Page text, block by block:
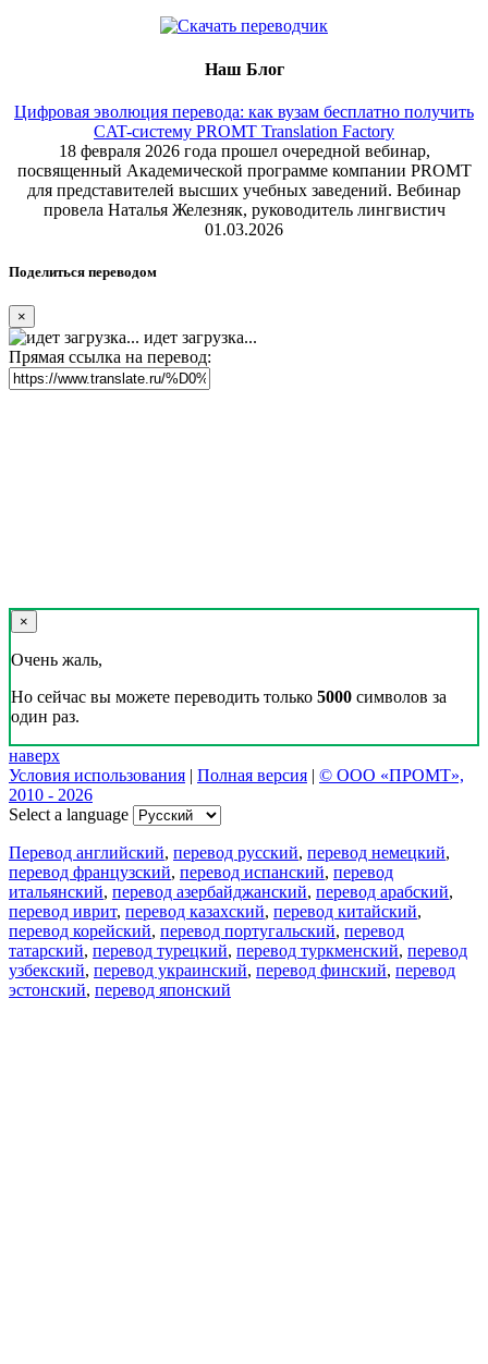
Наш Блог
Цифровая эволюция перевода: как вузам бесплатно получить
CAT-систему PROMT Translation Factory
18 февраля 2026 года прошел очередной вебинар,
посвященный Академической программе компании PROMT
для представителей высших учебных заведений. Вебинар
провела Наталья Железняк, руководитель лингвистич
01.03.2026
Поделиться переводом
×
идет загрузка...
Прямая ссылка на перевод:
×
Очень жаль,
Но сейчас вы можете переводить только 5000 символов за
один раз.
наверх
Условия использования | Полная версия | © ООО «ПРОМТ»,
2010 - 2026
Select a language
Перевод английский, перевод русский, перевод немецкий,
перевод французский, перевод испанский, перевод
итальянский, перевод азербайджанский, перевод арабский,
перевод иврит, перевод казахский, перевод китайский,
перевод корейский, перевод португальский, перевод
татарский, перевод турецкий, перевод туркменский, перевод
узбекский, перевод украинский, перевод финский, перевод
эстонский, перевод японский